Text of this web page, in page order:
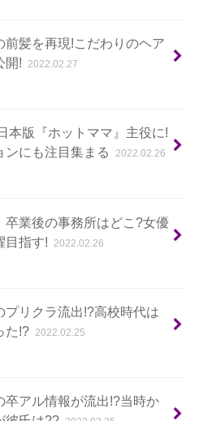
前髪を再現!こだわりのヘア
開!
2022.02.27
本版『ホットママ』主役に!
ンにも注目集まる
2022.02.26
業後の事務所はどこ?女優
目指す!
2022.02.26
プリクラ流出!?高校時代は
た!?
2022.02.25
卒アル情報が流出!?当時か